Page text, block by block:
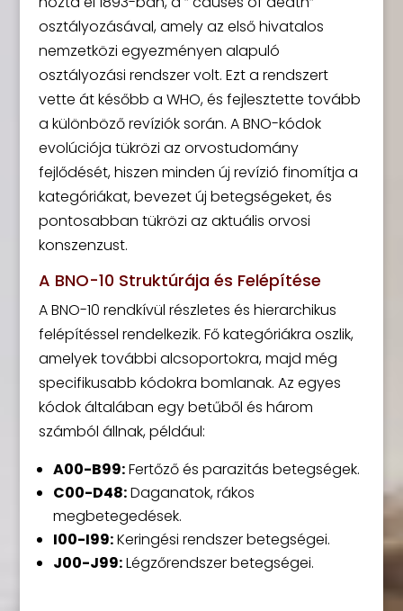
osztályozásával, amely az első hivatalos
nemzetközi egyezményen alapuló
osztályozási rendszer volt. Ezt a rendszert
vette át később a WHO, és fejlesztette tovább
a különböző revíziók során. A BNO-kódok
evolúciója tükrözi az orvostudomány
fejlődését, hiszen minden új revízió finomítja a
kategóriákat, bevezet új betegségeket, és
pontosabban tükrözi az aktuális orvosi
konszenzust.
A BNO-10 Struktúrája és Felépítése
A BNO-10 rendkívül részletes és hierarchikus
felépítéssel rendelkezik. Fő kategóriákra oszlik,
amelyek további alcsoportokra, majd még
specifikusabb kódokra bomlanak. Az egyes
kódok általában egy betűből és három
számból állnak, például:
A00-B99:Fertőző és parazitás betegségek.
C00-D48:Daganatok, rákos
megbetegedések.
I00-I99:Keringési rendszer betegségei.
J00-J99:Légzőrendszer betegségei.